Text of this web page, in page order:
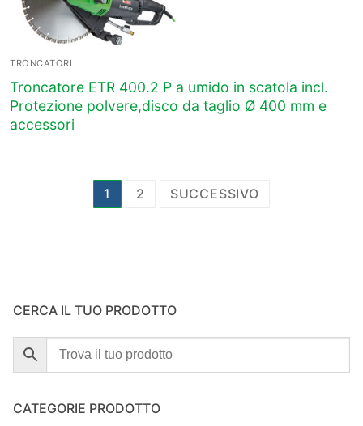
TRONCATORI
Troncatore ETR 400.2 P a umido in scatola incl.
Protezione polvere,disco da taglio Ø 400 mm e
accessori
Paginazione
1 2 SUCCESSIVO
CERCA IL TUO PRODOTTO
CATEGORIE PRODOTTO